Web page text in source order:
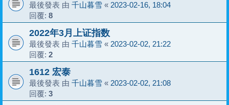
最後發表 由 千山暮雪 « 2023-02-16, 18:04
回覆: 8
2022年3月上证指数
最後發表 由 千山暮雪 « 2023-02-02, 21:22
回覆: 2
1612 宏泰
最後發表 由 千山暮雪 « 2023-02-02, 21:08
回覆: 3